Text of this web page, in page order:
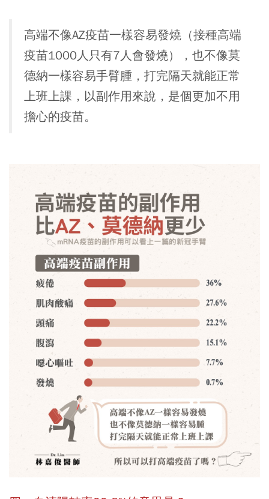
高端不像AZ疫苗一樣容易發燒（接種高端
疫苗1000人只有7人會發燒），也不像莫
德納一樣容易手臂腫，打完隔天就能正常
上班上課，以副作用來說，是個更加不用
擔心的疫苗。